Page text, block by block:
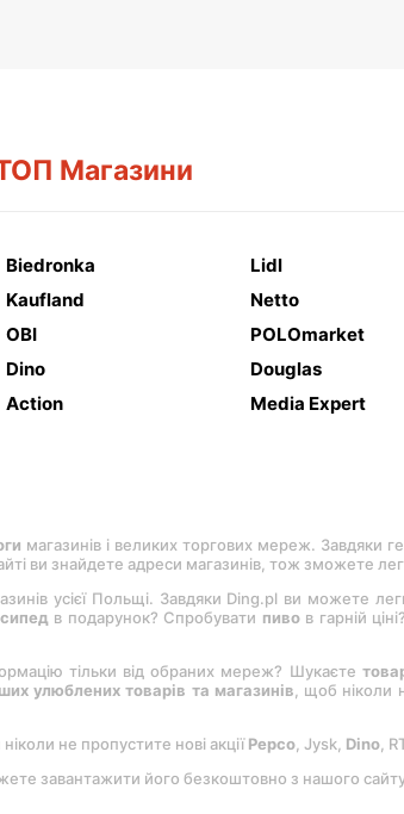
Магазини
Biedronka Lidl
Kaufland
Netto
OBI
POLOmarket
Dino
Douglas
Action
Media Expert
магазинів і великих торгових мереж. Завдяки
ви знайдете адреси магазинів, тож зможете
усієї Польщі. Завдяки Ding.pl ви можете
в подарунок? Спробувати пивов гарній
тільки від обраних мереж? Шукаєте
улюблених товарів та магазинів, щоб ніколи
не пропустите нові акціїPepco, Jysk, Dіno,
завантажити його безкоштовно з нашого